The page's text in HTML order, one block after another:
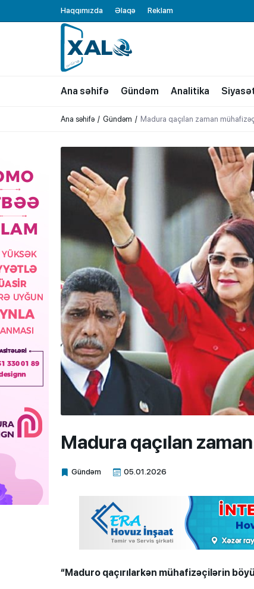
Haqqımızda Əlaqə Reklam
XALQ.ONLINE
ONLAYN PLATFORMA
Ana səhifə Gündəm Analitika
Ana səhifə Gündəm Madura qaçılan zaman
Madura qaçılan
Gündəm 05.01.2026
Xalq.Online
“Maduro qaçırılarkən mühafizəçilərin